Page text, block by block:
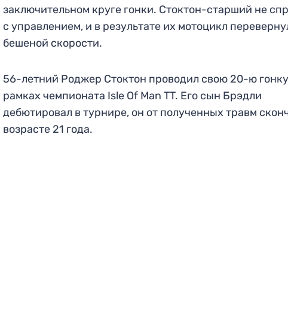
заключительном круге гонки. Стоктон-старший не
с управлением, и в результате их мотоцикл
бешеной скорости.
56-летний Роджер Стоктон проводил свою 20-ю
рамках чемпионата Isle Of Man TT. Его сын Брэдли
дебютировал в турнире, он от полученных травм
возрасте 21 года.